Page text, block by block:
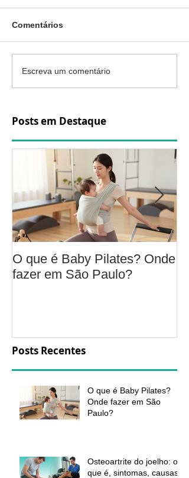
Comentários
Escreva um comentário
Posts em Destaque
O que é Baby Pilates? Onde
fazer em São Paulo?
Posts Recentes
O que é Baby Pilates?
Onde fazer em São
Paulo?
Osteoartrite do joelho: o
que é, sintomas, causas